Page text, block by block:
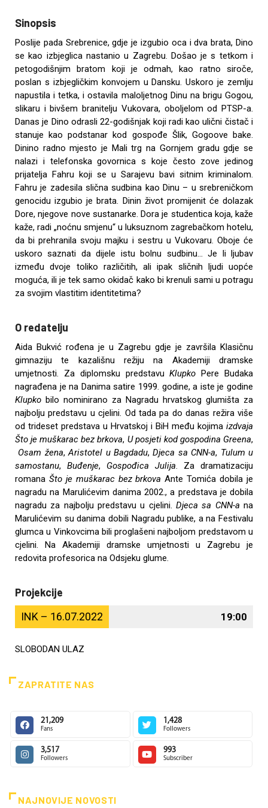
Sinopsis
Poslije pada Srebrenice, gdje je izgubio oca i dva brata, Dino
se kao izbjeglica nastanio u Zagrebu. Došao je s tetkom i
petogodišnjim bratom koji je odmah, kao ratno siroče,
poslan s izbjegličkim konvojem u Dansku. Uskoro je zemlju
napustila i tetka, i ostavila maloljetnog Dinu na brigu Gogou,
slikaru i bivšem branitelju Vukovara, oboljelom od PTSP-a.
Danas je Dino odrasli 22-godišnjak koji radi kao ulični čistač i
stanuje kao podstanar kod gospođe Šlik, Gogoove bake.
Dinino radno mjesto je Mali trg na Gornjem gradu gdje se
nalazi i telefonska govornica s koje često zove jedinog
prijatelja Fahru koji se u Sarajevu bavi sitnim kriminalom.
Fahru je zadesila slična sudbina kao Dinu – u srebreničkom
genocidu izgubio je brata. Dinin život promijenit će dolazak
Dore, njegove nove sustanarke. Dora je studentica koja, kaže
kaže, radi „noćnu smjenu“ u luksuznom zagrebačkom hotelu,
da bi prehranila svoju majku i sestru u Vukovaru. Oboje će
uskoro saznati da dijele istu bolnu sudbinu… Je li ljubav
između dvoje toliko različitih, ali ipak sličnih ljudi uopće
moguća, ili je tek samo okidač kako bi krenuli sami u potragu
za svojim vlastitim identitetima?
O redatelju
Aida Bukvić rođena je u Zagrebu gdje je završila Klasičnu
gimnaziju te kazališnu režiju na Akademiji dramske
umjetnosti. Za diplomsku predstavuKlupko Pere Budaka
nagrađena je na Danima satire 1999. godine, a iste je godine
Klupko bilo nominirano za Nagradu hrvatskog glumišta za
najbolju predstavu u cjelini. Od tada pa do danas režira više
od trideset predstava u Hrvatskoj i BiH među kojima izdvaja
Što je muškarac bez brkova, U posjeti kod gospodina Greena,
Osam žena,Aristotel u Bagdadu,Djeca sa CNN-a, Tulum u
samostanu, Buđenje, Gospođica Julija. Za dramatizaciju
romana Što je muškarac bez brkova Ante Tomića dobila je
nagradu na Marulićevim danima 2002., a predstava je dobila
nagradu za najbolju predstavu u cjelini. Djeca sa CNN-a na
Marulićevim su danima dobili Nagradu publike, a na Festivalu
glumca u Vinkovcima bili proglašeni najboljom predstavom u
cjelini. Na Akademiji dramske umjetnosti u Zagrebu je
redovita profesorica na Odsjeku glume.
Projekcije
INK – 16.07.2022 19:00
SLOBODAN ULAZ
ZAPRATITE NAS
21,209
Fans
1,428
Followers
3,517
Followers
993
Subscriber
NAJNOVIJE NOVOSTI